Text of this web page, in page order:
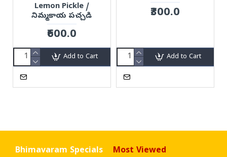
Lemon Pickle /
నిమ్మకాయ పచ్చడి
₹600.0
Add to Cart
₹300.0
Add to Cart
Bhimavaram Specials Most Viewed